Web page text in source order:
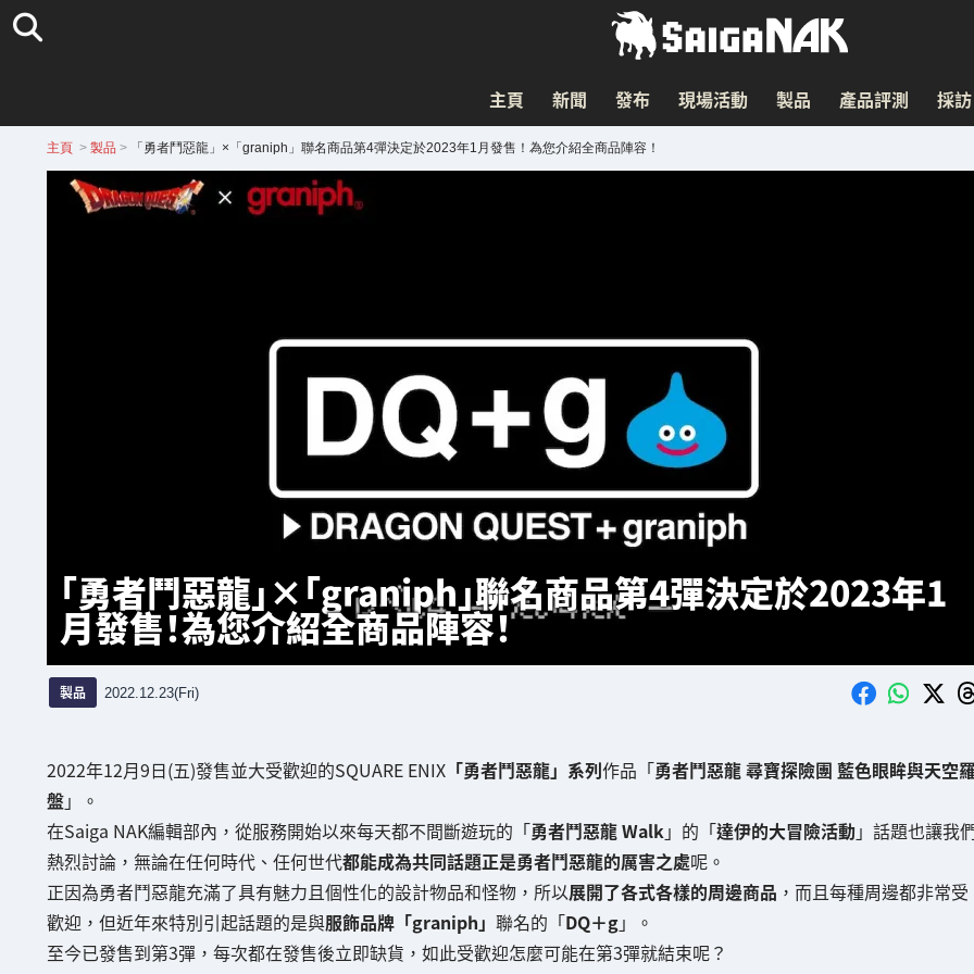
主頁 新聞 發布 現場活動 製品 產品評測 採訪
主頁 > 製品 > 「勇者鬥惡龍」×「graniph」聯名商品第4彈決定於2023年1月發售！為您介紹全商品陣容！
「勇者鬥惡龍」×「graniph」聯名商品第4彈決定於2023年1
月發售！為您介紹全商品陣容！
製品 2022.12.23(Fri)
2022年12月9日(五)發售並大受歡迎的SQUARE ENIX「勇者鬥惡龍」系列作品「勇者鬥惡龍 尋寶探險團 藍色眼眸與天空
盤」。
在Saiga NAK編輯部內，從服務開始以來每天都不間斷遊玩的「勇者鬥惡龍 Walk 」的「達伊的大冒險活動」話題也讓我
熱烈討論，無論在任何時代、任何世代都能成為共同話題正是勇者鬥惡龍的厲害之處呢。
正因為勇者鬥惡龍充滿了具有魅力且個性化的設計物品和怪物，所以展開了各式各樣的周邊商品 ，而且每種周邊都非常受
歡迎，但近年來特別引起話題的是與服飾品牌「graniph」 聯名的「DQ＋g」。
至今已發售到第3彈，每次都在發售後立即缺貨，如此受歡迎怎麼可能在第3彈就結束呢？